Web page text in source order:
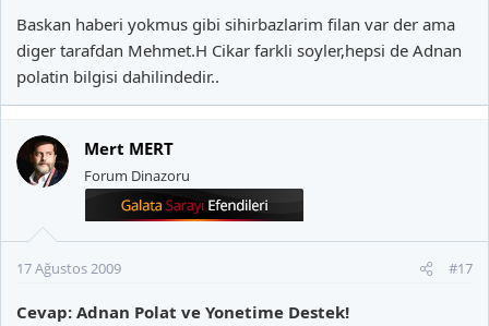
Baskan haberi yokmus gibi sihirbazlarim filan var der ama
diger tarafdan Mehmet.H Cikar farkli soyler,hepsi de Adnan
polatin bilgisi dahilindedir..
Mert MERT
Forum Dinazoru
17 Ağustos 2009 #17
Cevap: Adnan Polat ve Yonetime Destek!